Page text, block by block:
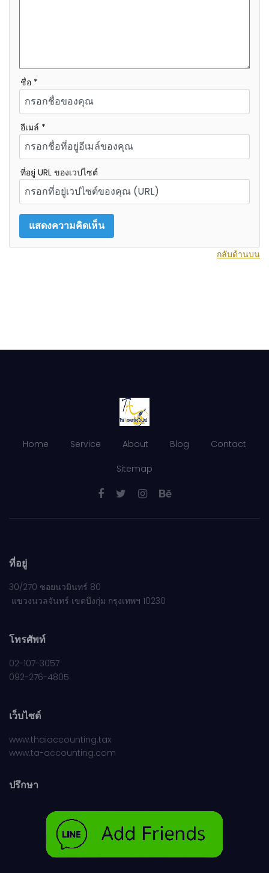
ชื่อ *
อีเมล์ *
ที่อยู่ URL ของเวปไซต์
กลับด้านบน
Home Service About Blog Contact
Sitemap
ที่อยู่
30/270 ซอยนวมินทร์ 80
แขวงนวลจันทร์ เขตบึงกุ่ม กรุงเทพฯ 10230
โทรศัพท์
02-107-3057
092-276-4805
เว็บไซต์
www.thaiaccounting.tax
www.ta-accounting.com
ปรึกษา